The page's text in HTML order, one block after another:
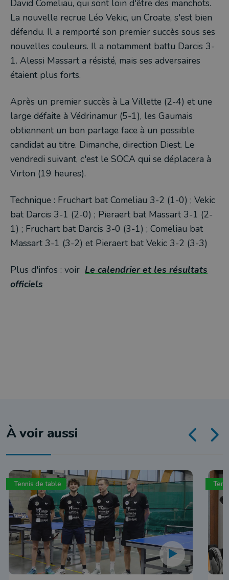
David Comeliau, qui sont loin d'être des manchots.
La nouvelle recrue Léo Vekic, un Croate, s'est bien
défendu. Il a remporté son premier succès sous ses
nouvelles couleurs. Il a notamment battu Darcis 3-
1. Alessi Massart a résisté, mais ses adversaires
étaient plus forts.
Après un premier succès à La Villette (2-4) et une
large défaite à Védrinamur (5-1), les Gaumais
obtiennent un bon partage face à un possible
candidat au titre. Dimanche, direction Diest. Le
vendredi suivant, c'est le SOCA qui se déplacera à
Virton (19 heures).
Technique : Fruchart bat Comeliau 3-2 (1-0) ; Vekic
bat Darcis 3-1 (2-0) ; Pieraert bat Massart 3-1 (2-
1) ; Fruchart bat Darcis 3-0 (3-1) ; Comeliau bat
Massart 3-1 (3-2) et Pieraert bat Vekic 3-2 (3-3)
Plus d'infos : voir Le calendrier et les résultats
officiels
À voir aussi
Tennis de table